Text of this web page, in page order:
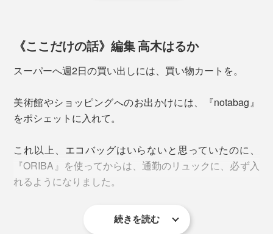
たたんだ『ORIBA』を留めている、四角いタグを、左右
にひっぱるだけ。
1秒で、底マチが現れて、自立します。
使い終わったら、たたむのもカンタン。
たたむ時は、側面の三角のタグを、左右にひっぱってく
ださい。
プロジェクト開始の2020年は、レジ袋の有料化がスタ
《ここだけの話》編集 高木はるか
スーパーへ週2日の買い出しには、買い物カートを。
美術館やショッピングへのお出かけには、『notabag』
をポシェットに入れて。
これ以上、エコバッグはいらないと思っていたのに、
『ORIBA』を使ってからは、通勤のリュックに、必ず入
れるようになりました。
キッチンカーで買ったお弁当。百貨店の催事で買ったお
続きを読む